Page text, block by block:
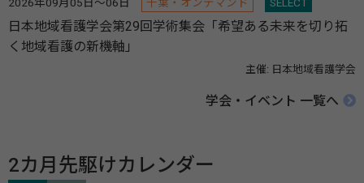
日本地域看護学会第29回学術集会「希望ある未来を切り拓
く地域看護の新機軸」
主催: 日本地域看護学会
学会・イベント 一覧へ
2カ月先駆けカレンダー